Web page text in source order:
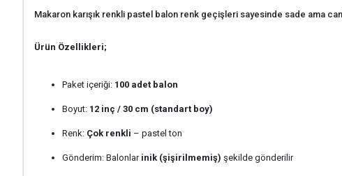
Makaron karışık renkli pastel balon renk geçişleri sayesinde sade ama
Ürün Özellikleri;
Paket içeriği: 100 adet balon
Boyut: 12 inç / 30 cm (standart boy)
Renk: Çok renkli – pastel ton
Gönderim: Balonlar inik (şişirilmemiş) şekilde gönderilir